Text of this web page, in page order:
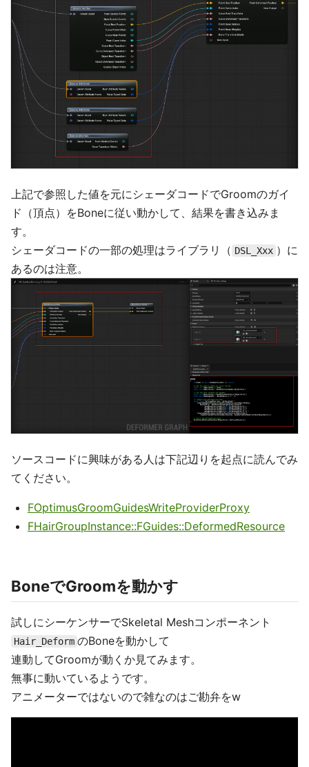
上記で参照した値を元にシェーダコードでGroomのガイ
ド（頂点）をBoneに従い動かして、結果を書き込みま
す。
シェーダコードの一部の処理はライブラリ（ DSL_Xxx ）に
あるのは注意。
ソースコードに興味がある人は下記辺りを起点に読んでみ
てください。
FOptimusGroomGuidesWriteProviderProxy
FHairGroupInstance::FGuides::DeformedResource
BoneでGroomを動かす
試しにシーケンサーでSkeletal Meshコンポーネント
Hair_Deform のBoneを動かして
連動してGroomが動くか見てみます。
無事に動いているようです。
アニメーターではないので雑なのはご勘弁をw